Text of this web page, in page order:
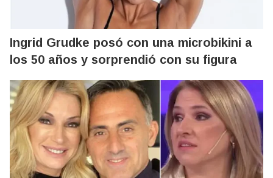
Ingrid Grudke posó con una microbikini a
los 50 años y sorprendió con su figura